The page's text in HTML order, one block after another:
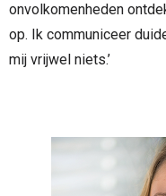
onvolkomenheden
op. Ik communiceer
mij vrijwel niets.’